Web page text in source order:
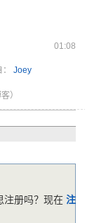
01:08
： Joey
）
注册吗？现在 注